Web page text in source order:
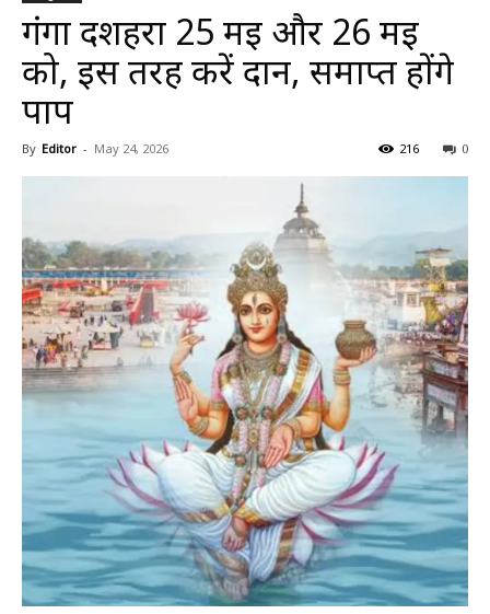
गंगा दशहरा 25 मई और 26 मई
को, इस तरह करें दान, समाप्त होंगे
पाप
By Editor - May 24, 2026 0
216